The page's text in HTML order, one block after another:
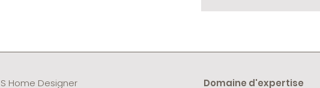
Home Designer
Domaine d'expertise